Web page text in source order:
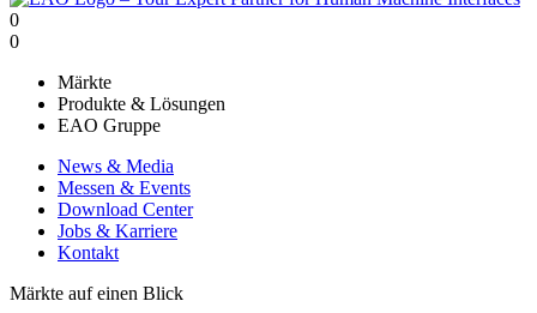
0
0
Märkte
Produkte & Lösungen
EAO Gruppe
News & Media
Messen & Events
Download Center
Jobs & Karriere
Kontakt
Märkte auf einen Blick